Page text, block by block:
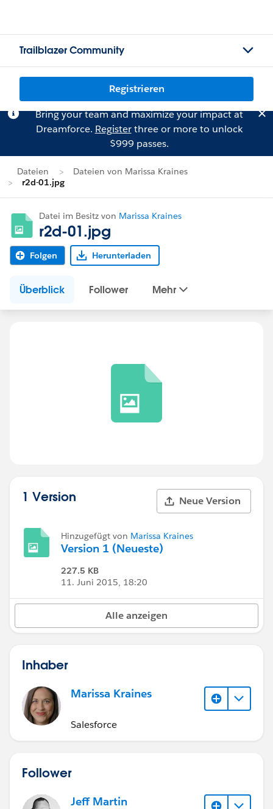
Trailblazer Community
Registrieren
Bring your team and maximize your impact at
Dreamforce. Registerthree or more to unlock
$999 passes.
Dateien
Dateien von Marissa Kraines
r2d-01.jpg
Datei im Besitz von Marissa Kraines
r2d-01.jpg
Folgen Herunterladen
Überblick Follower Mehr
1 Version Neue Version
Hinzugefügt von Marissa Kraines
Version 1 (Neueste)
227.5 KB
11. Juni 2015, 18:20
Alle anzeigen
Inhaber
Marissa Kraines
Salesforce
Follower
Jeff Martin